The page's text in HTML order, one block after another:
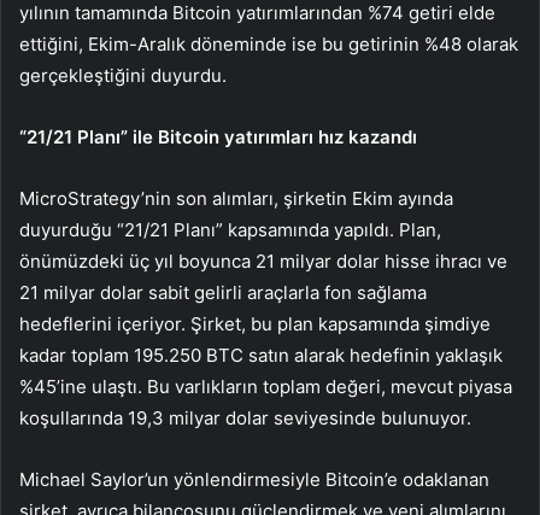
yılının tamamında Bitcoin yatırımlarından %74 getiri elde
ettiğini, Ekim-Aralık döneminde ise bu getirinin %48 olarak
gerçekleştiğini duyurdu.
“21/21 Planı” ile Bitcoin yatırımları hız kazandı
MicroStrategy’nin son alımları, şirketin Ekim ayında
duyurduğu “21/21 Planı” kapsamında yapıldı. Plan,
önümüzdeki üç yıl boyunca 21 milyar dolar hisse ihracı ve
21 milyar dolar sabit gelirli araçlarla fon sağlama
hedeflerini içeriyor. Şirket, bu plan kapsamında şimdiye
kadar toplam 195.250 BTC satın alarak hedefinin yaklaşık
%45’ine ulaştı. Bu varlıkların toplam değeri, mevcut piyasa
koşullarında 19,3 milyar dolar seviyesinde bulunuyor.
Michael Saylor’un yönlendirmesiyle Bitcoin’e odaklanan